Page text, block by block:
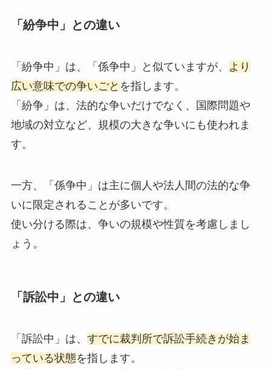
「紛争中」との違い
「紛争中」は、「係争中」と似ていますが、
より
広い意味での争いごと を指します。
「紛争」は、法的な争いだけでなく、国際問題や
地域の対立など、規模の大きな争いにも使われま
す。
一方、「係争中」は主に個人や法人間の法的な争
いに限定されることが多いです。
使い分ける際は、争いの規模や性質を考慮しまし
ょう。
「訴訟中」との違い
「訴訟中」は、 すでに裁判所で訴訟手続きが始ま
っている状態を指します。